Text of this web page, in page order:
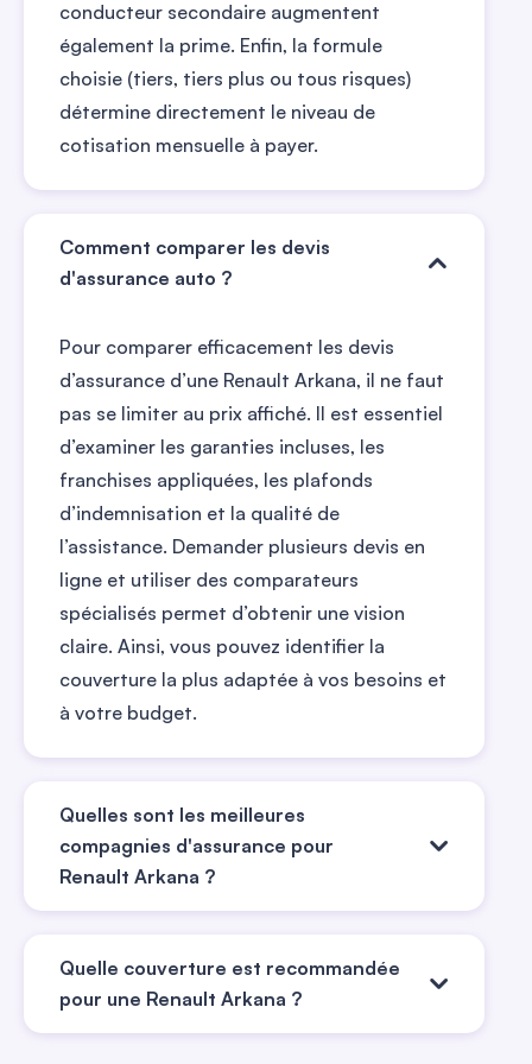
conducteur secondaire augmentent
également la prime. Enfin, la formule
choisie (tiers, tiers plus ou tous risques)
détermine directement le niveau de
cotisation mensuelle à payer.
Comment comparer les devis
d'assurance auto ?
Pour comparer efficacement les devis
d’assurance d’une Renault Arkana, il ne faut
pas se limiter au prix affiché. Il est essentiel
d’examiner les garanties incluses, les
franchises appliquées, les plafonds
d’indemnisation et la qualité de
l’assistance. Demander plusieurs devis en
ligne et utiliser des comparateurs
spécialisés permet d’obtenir une vision
claire. Ainsi, vous pouvez identifier la
couverture la plus adaptée à vos besoins et
à votre budget.
Quelles sont les meilleures
compagnies d'assurance pour
Renault Arkana ?
une Renault Arkana sont celles qui allient
flexibilité et transparence. Leocare, par
Quelle couverture est recommandée
pour une Renault Arkana ?